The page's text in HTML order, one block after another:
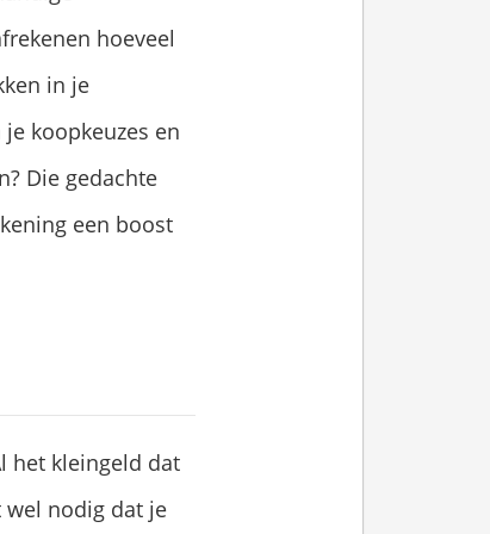
hoeveel
in je
koopkeuzes en
Die gedachte
een boost
het kleingeld dat
nodig dat je